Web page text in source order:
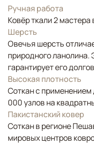
Ручная работа
Ковёр ткали 2
Шерсть
Овечья шерсть
природного ланолина.
гарантирует его
Высокая плотность
Соткан с применением
000 узлов на
Пакистанский ковер
Соткан в регионе
мировых центров